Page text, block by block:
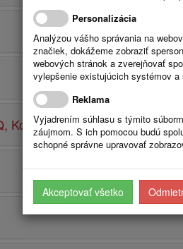
Kontakt, Návod
Personalizácia
Analýzou vášho správania na
značiek, dokážeme zobraziť
webových stránok a zverejňovať
vylepšenie existujúcich systémov
Reklama
Vyjadrením súhlasu s týmito
záujmom. S ich pomocou budú
schopné správne upravovať
Akceptovať všetko